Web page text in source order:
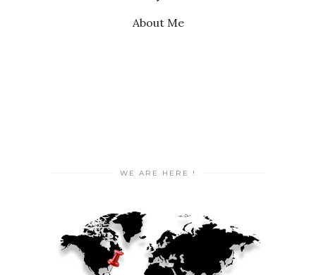
About Me
WE ARE HERE !